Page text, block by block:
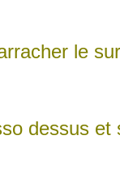
le
dessus et